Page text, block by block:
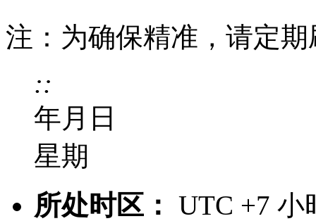
注：为确保精准，请定
::
年月 日
星期
所处时区： UTC +7 小